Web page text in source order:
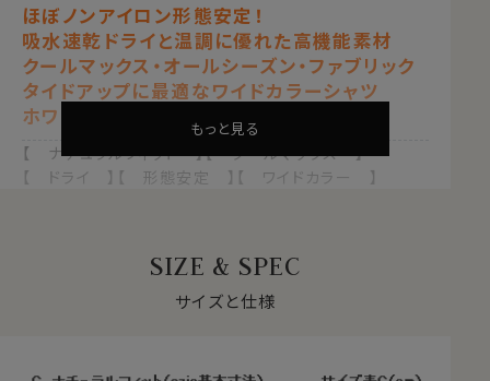
ほぼノンアイロン形態安定！
吸水速乾ドライと温調に優れた高機能素材
クールマックス・オールシーズン・ファブリック
タイドアップに最適なワイドカラーシャツ
ホワイト 白
【 ナチュラルフィット 】【 クールマックス 】
【 ドライ 】【 形態安定 】【 ワイドカラー 】
クールマックス®オールシーズン・ファブリックとは？
・暑いときにはドライに、寒いときには暖かい！オールシー
もっと見る
SIZE & SPEC
サイズと仕様